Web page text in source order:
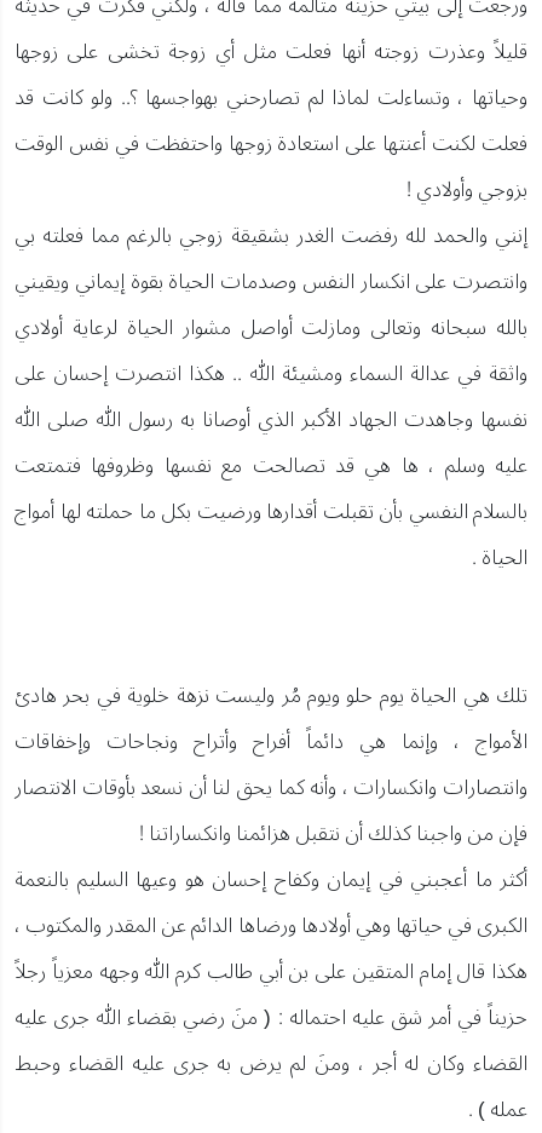
قليلاً وعذرت زوجته أنها فعلت مثل أي زوجة تخشى على زوجها
وحياتها ، وتساءلت لماذا لم تصارحني بهواجسها ؟.. ولو كانت قد
فعلت لكنت أعنتها على استعادة زوجها واحتفظت في نفس الوقت
بزوجي وأولادي !
إنني والحمد لله رفضت الغدر بشقيقة زوجي بالرغم مما فعلته بي
وانتصرت على انكسار النفس وصدمات الحياة بقوة إيماني ويقيني
بالله سبحانه وتعالى ومازلت أواصل مشوار الحياة لرعاية أولادي
واثقة في عدالة السماء ومشيئة الله .. هكذا انتصرت إحسان على
نفسها وجاهدت الجهاد الأكبر الذي أوصانا به رسول الله صلى الله
عليه وسلم ، ها هي قد تصالحت مع نفسها وظروفها فتمتعت
بالسلام النفسي بأن تقبلت أقدارها ورضيت بكل ما حملته لها أمواج
الحياة .
تلك هي الحياة يوم حلو ويوم مُر وليست نزهة خلوية في بحر هادئ
الأمواج ، وإنما هي دائماً أفراح وأتراح ونجاحات وإخفاقات
وانتصارات وانكسارات ، وأنه كما يحق لنا أن نسعد بأوقات الانتصار
فإن من واجبنا كذلك أن نتقبل هزائمنا وانكساراتنا !
أكثر ما أعجبني في إيمان وكفاح إحسان هو وعيها السليم بالنعمة
الكبرى في حياتها وهي أولادها ورضاها الدائم عن المقدر والمكتوب ،
هكذا قال إمام المتقين على بن أبي طالب كرم الله وجهه معزياً رجلاً
حزيناً في أمر شق عليه احتماله : ( منَ رضي بقضاء الله جرى عليه
القضاء وكان له أجر ، ومنَ لم يرض به جرى عليه القضاء وحبط
عمله ) .